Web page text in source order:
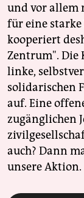
und vor allem
für eine starke
kooperiert
Zentrum". Die
linke,
solidarischen
auf. Eine
zugänglichen
auch? Dann
unsere Aktion.